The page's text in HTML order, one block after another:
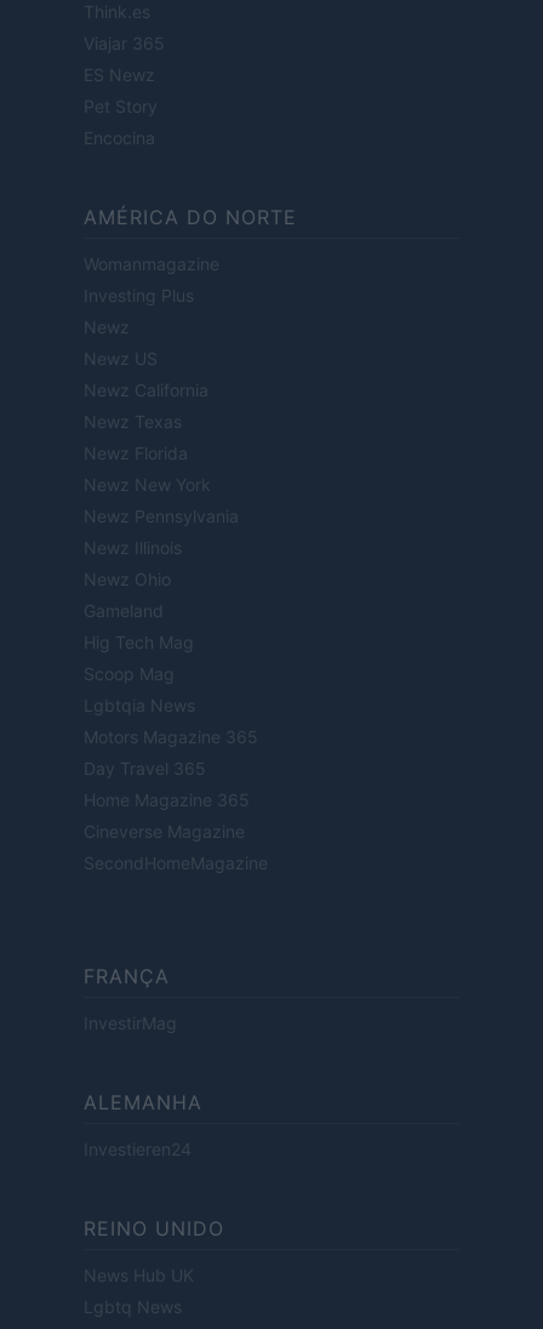
Think.es
Viajar 365
ES Newz
Pet Story
Encocina
AMÉRICA DO NORTE
Womanmagazine
Investing Plus
Newz
Newz US
Newz California
Newz Texas
Newz Florida
Newz New York
Newz Pennsylvania
Newz Illinois
Newz Ohio
Gameland
Hig Tech Mag
Scoop Mag
Lgbtqia News
Motors Magazine 365
Day Travel 365
Home Magazine 365
Cineverse Magazine
SecondHomeMagazine
FRANÇA
InvestirMag
ALEMANHA
Investieren24
REINO UNIDO
News Hub UK
Lgbtq News